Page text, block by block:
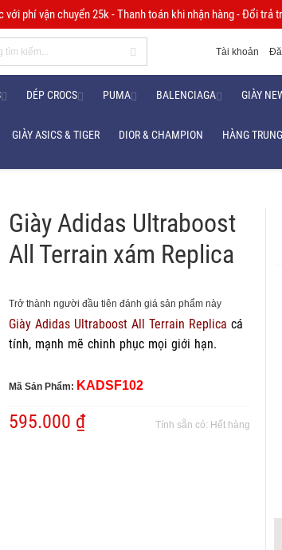
phí vận chuyển 25k - Thanh toán khi nhận hàng - Đổi trả
Tài khoản
DÉP CROCS PUMA BALENCIAGA GIÀY
GIÀY ASICS & TIGER DIOR & CHAMPION HÀNG
Giày Adidas Ultraboost
All Terrain xám Replica
Trở thành người đầu tiên đánh giá sản phẩm này
Giày Adidas Ultraboost All Terrain Replica cá
tính, mạnh mẽ chinh phục mọi giới hạn.
Mã Sản Phẩm: KADSF102
Tính sẵn có: Hết hàng
595.000 ₫